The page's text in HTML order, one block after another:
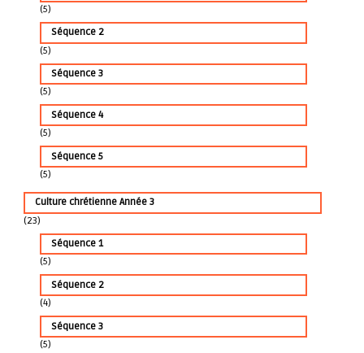
(5)
Séquence 2
(5)
Séquence 3
(5)
Séquence 4
(5)
Séquence 5
(5)
Culture chrétienne Année 3
(23)
Séquence 1
(5)
Séquence 2
(4)
Séquence 3
(5)